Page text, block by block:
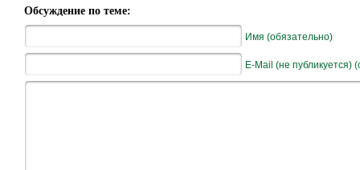
Обсуждение по теме:
Имя (обязательно)
E-Mail (не публикуется)